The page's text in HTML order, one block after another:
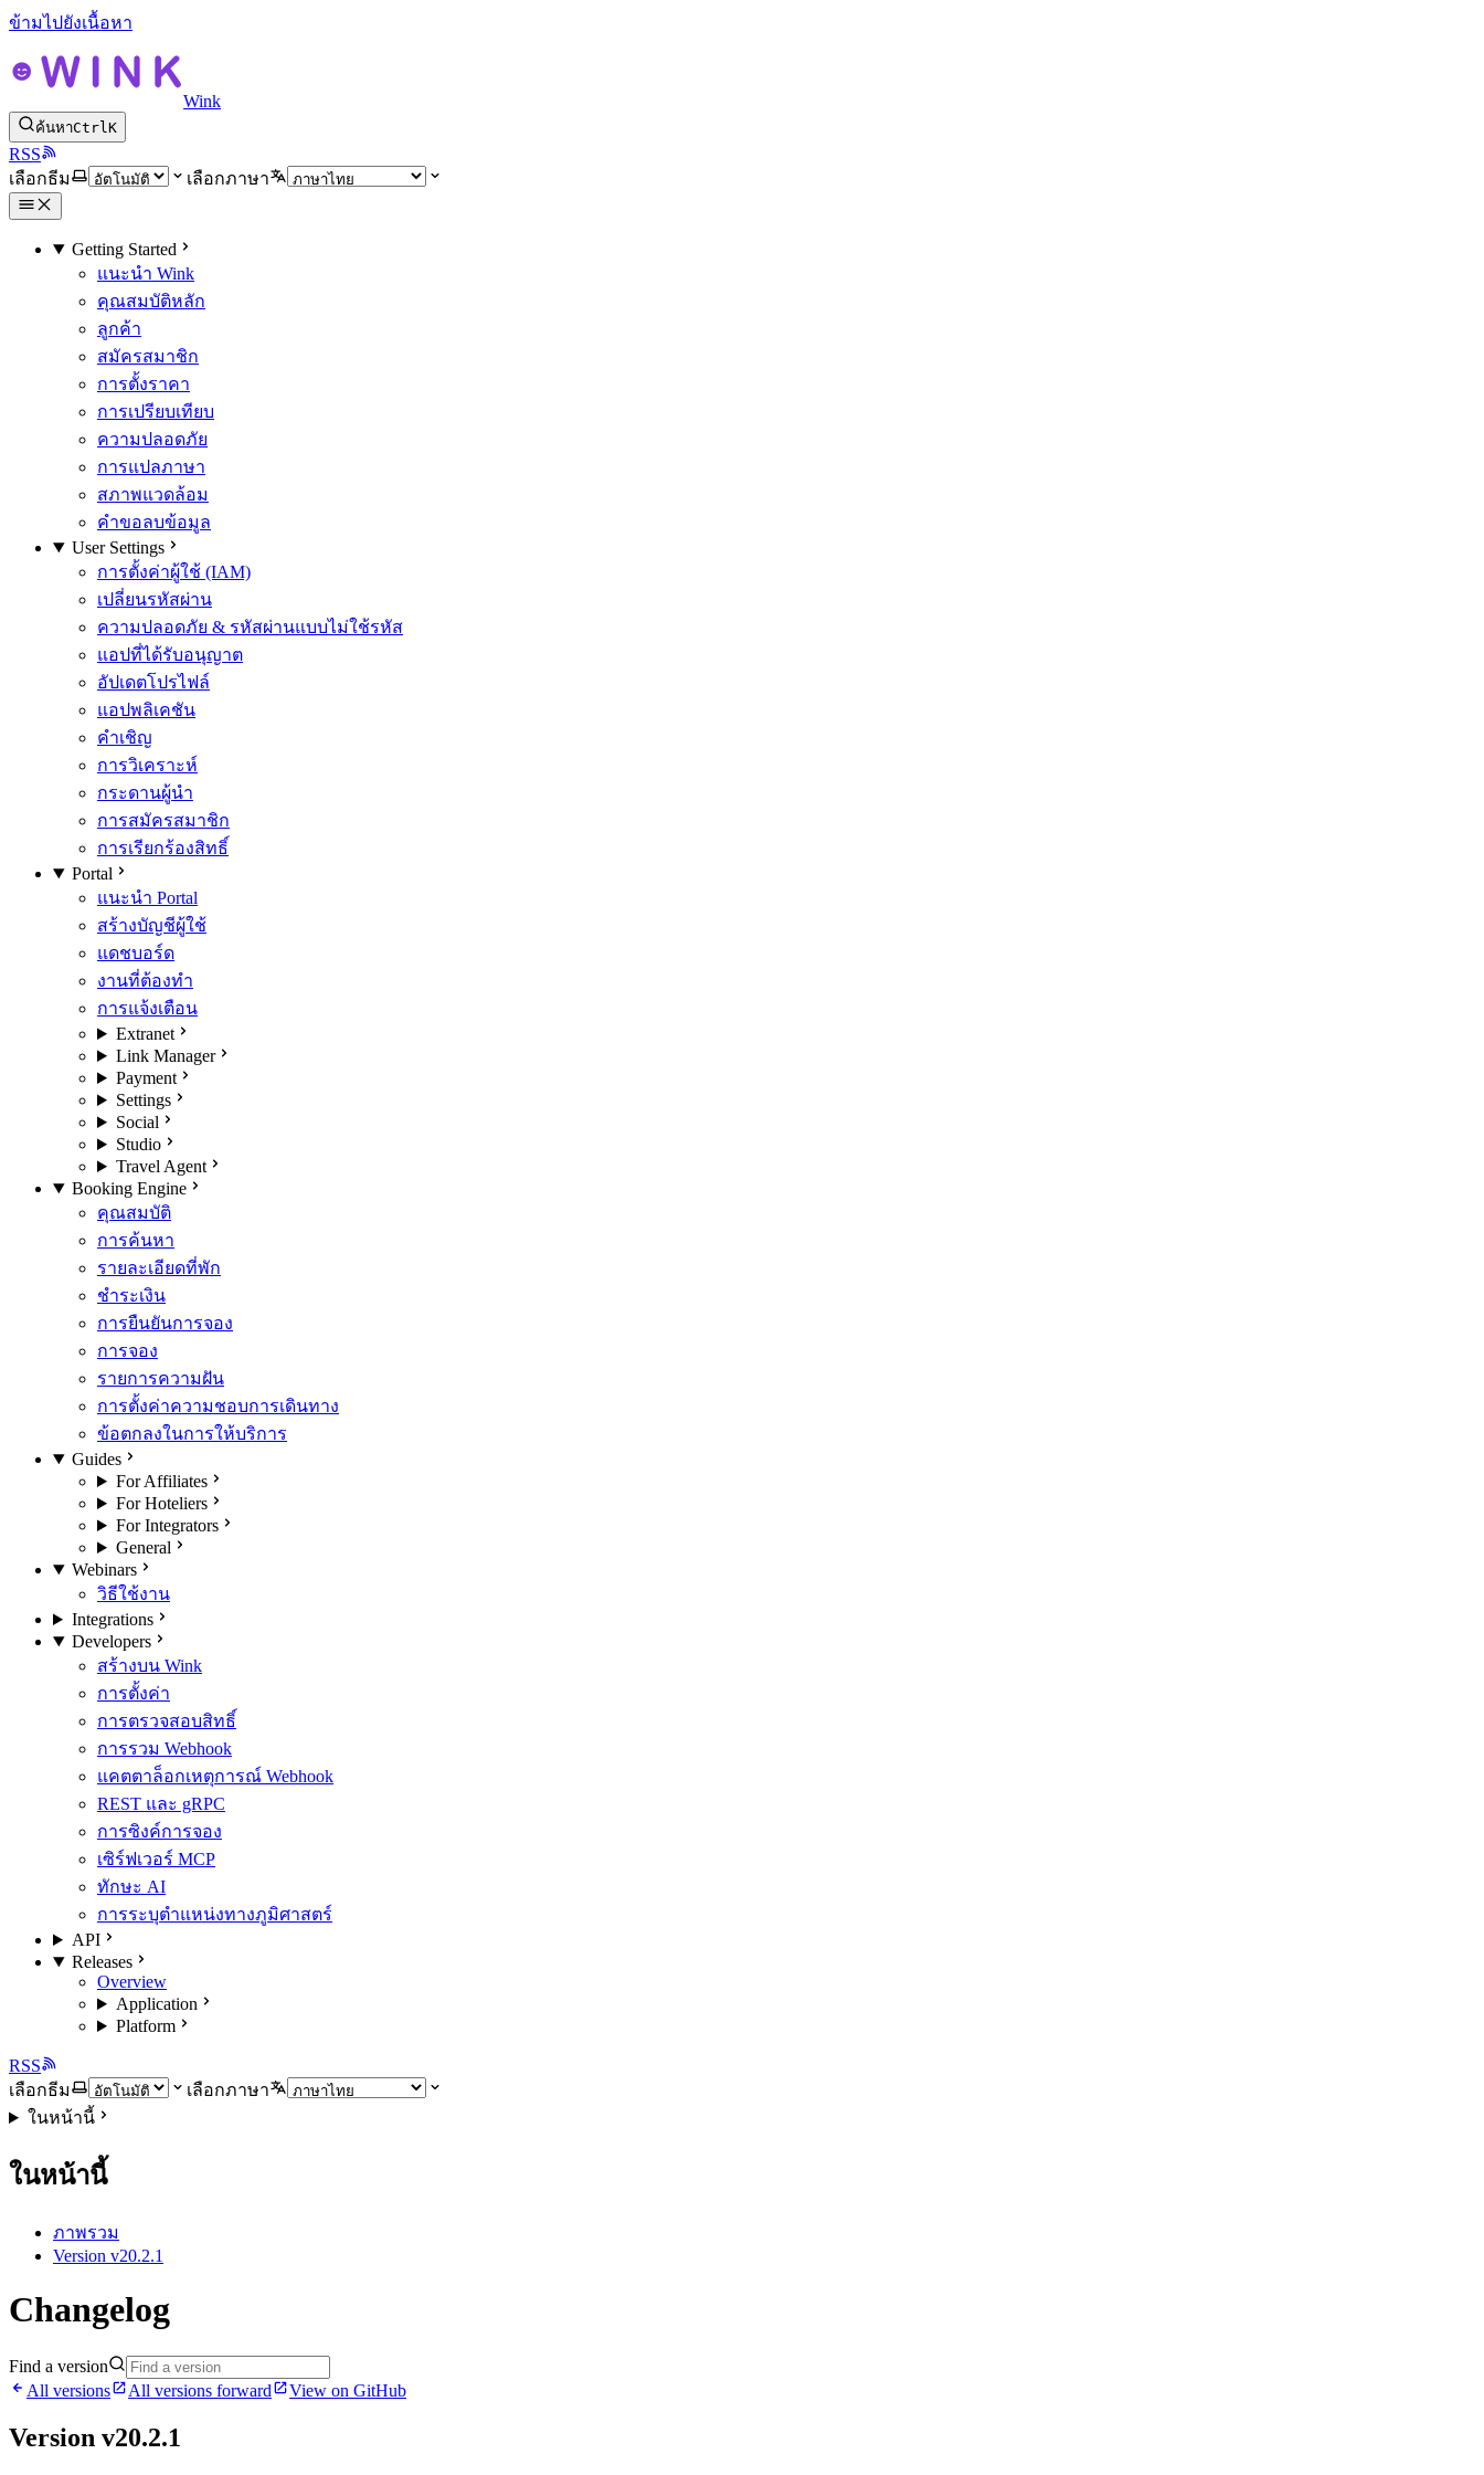
ข้ามไปยังเนื้อหา
Wink
ค้นหาCtrlK
RSS
เลือกธีม
เลือกภาษา
Getting Started
แนะนำ Wink
คุณสมบัติหลัก
ลูกค้า
สมัครสมาชิก
การตั้งราคา
การเปรียบเทียบ
ความปลอดภัย
การแปลภาษา
สภาพแวดล้อม
คำขอลบข้อมูล
User Settings
การตั้งค่าผู้ใช้ (IAM)
เปลี่ยนรหัสผ่าน
ความปลอดภัย & รหัสผ่านแบบไม่ใช้รหัส
แอปที่ได้รับอนุญาต
อัปเดตโปรไฟล์
แอปพลิเคชัน
คำเชิญ
การวิเคราะห์
กระดานผู้นำ
การสมัครสมาชิก
การเรียกร้องสิทธิ์
Portal
แนะนำ Portal
สร้างบัญชีผู้ใช้
แดชบอร์ด
งานที่ต้องทำ
การแจ้งเตือน
Extranet
Link Manager
Payment
Settings
Social
Studio
Travel Agent
Booking Engine
คุณสมบัติ
การค้นหา
รายละเอียดที่พัก
ชำระเงิน
การยืนยันการจอง
การจอง
รายการความฝัน
การตั้งค่าความชอบการเดินทาง
ข้อตกลงในการให้บริการ
Guides
For Affiliates
For Hoteliers
For Integrators
General
Webinars
วิธีใช้งาน
Integrations
Developers
สร้างบน Wink
การตั้งค่า
การตรวจสอบสิทธิ์
การรวม Webhook
แคตตาล็อกเหตุการณ์ Webhook
REST และ gRPC
การซิงค์การจอง
เซิร์ฟเวอร์ MCP
ทักษะ AI
การระบุตำแหน่งทางภูมิศาสตร์
API
Releases
Overview
Application
Platform
RSS
เลือกธีม
เลือกภาษา
ในหน้านี้
ในหน้านี้
ภาพรวม
Version v20.2.1
Changelog
Find a version
All versions
All versions forward View on GitHub
Version v20.2.1